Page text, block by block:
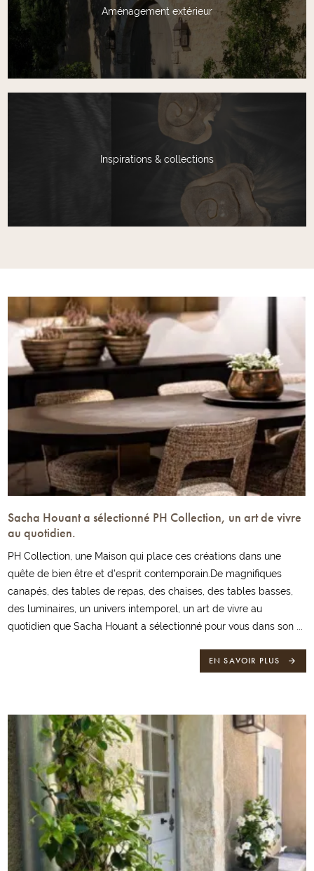
Aménagement extérieur
Inspirations & collections
Sacha Houant a sélectionné PH Collection, un art de vivre
au quotidien.
PH Collection, une Maison qui place ces créations dans une
quête de bien être et d'esprit contemporain.De magnifiques
canapés, des tables de repas, des chaises, des tables basses,
des luminaires, un univers intemporel, un art de vivre au
quotidien que Sacha Houant a sélectionné pour vous dans son ...
EN SAVOIR PLUS